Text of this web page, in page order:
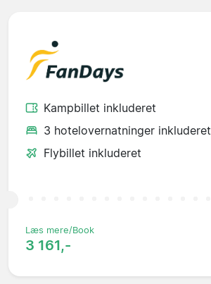
Kampbillet inkluderet
3 hotelovernatninger inkluderet
Flybillet inkluderet
Læs mere/Book
3 161,-